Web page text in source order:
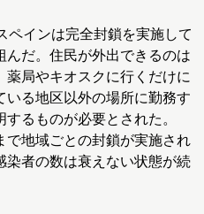
インは完全封鎖を実施して
んだ。住民が外出できるのは
薬局やキオスクに行くだけに
いる地区以外の場所に勤務す
るものが必要とされた。
地域ごとの封鎖が実施され
染者の数は衰えない状態が続